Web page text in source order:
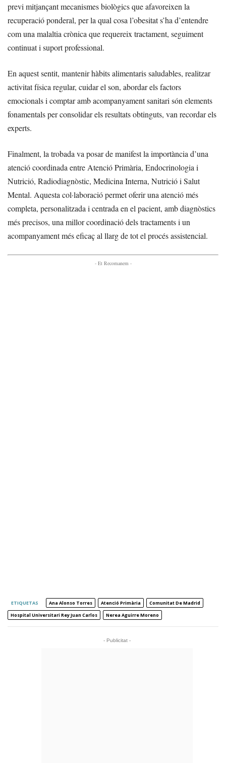
previ mitjançant mecanismes biològics que afavoreixen la
recuperació ponderal, per la qual cosa l’obesitat s’ha d’entendre
com una malaltia crònica que requereix tractament, seguiment
continuat i suport professional.
En aquest sentit, mantenir hàbits alimentaris saludables, realitzar
activitat física regular, cuidar el son, abordar els factors
emocionals i comptar amb acompanyament sanitari són elements
fonamentals per consolidar els resultats obtinguts, van recordar els
experts.
Finalment, la trobada va posar de manifest la importància d’una
atenció coordinada entre Atenció Primària, Endocrinologia i
Nutrició, Radiodiagnòstic, Medicina Interna, Nutrició i Salut
Mental. Aquesta col·laboració permet oferir una atenció més
completa, personalitzada i centrada en el pacient, amb diagnòstics
més precisos, una millor coordinació dels tractaments i un
acompanyament més eficaç al llarg de tot el procés assistencial.
- Et Recomanem -
ETIQUETAS Ana Alonso Torres Atenció Primària
Comunitat De Madrid
Hospital Universitari Rey Juan Carlos
Nerea Aguirre Moreno
- Publicitat -